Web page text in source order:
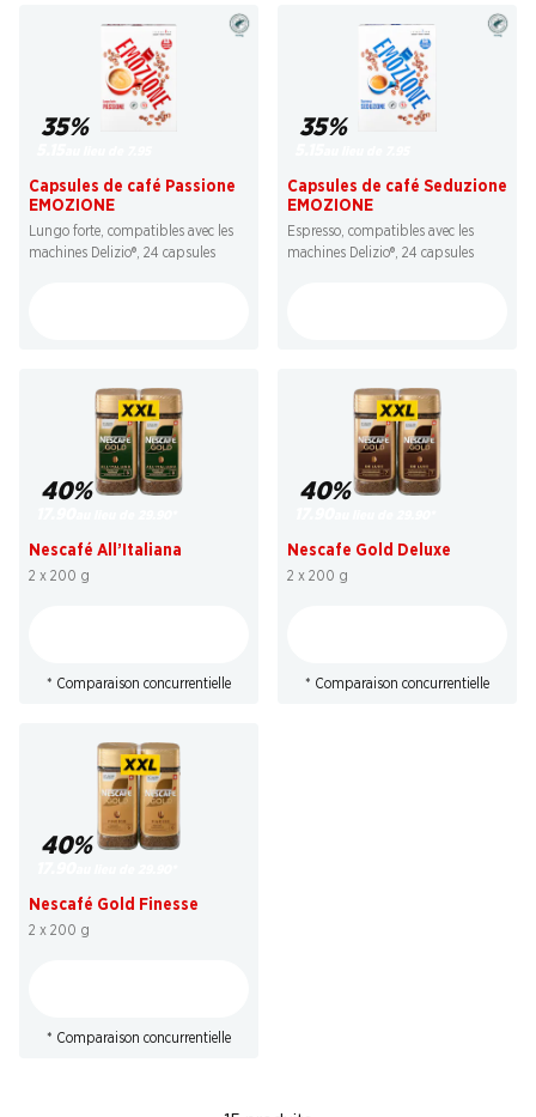
35%
Capsules de café Passione
EMOZIONE
Lungo forte, compatibles avec les
machines Delizio®, 24 capsules
35%
Capsules de café Seduzione
EMOZIONE
Espresso, compatibles avec les
machines Delizio®, 24 capsules
40%
Nescafé All’Italiana
2 x 200 g
* Comparaison concurrentielle
40%
Nescafe Gold Deluxe
2 x 200 g
* Comparaison concurrentielle
40%
Nescafé Gold Finesse
2 x 200 g
* Comparaison concurrentielle